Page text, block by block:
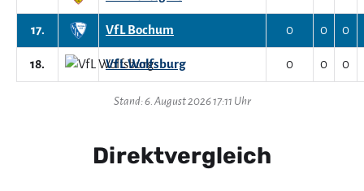
17. VfL Bochum 0 0 0
18. VfL Wolfsburg 0 0 0
Stand: 6. August 2026 17:11 Uhr
Direktvergleich